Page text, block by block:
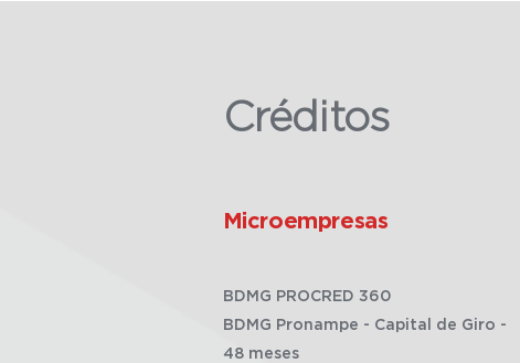
Créditos
Microempresas
BDMG PROCRED 360
BDMG Pronampe - Capital de Giro -
48 meses